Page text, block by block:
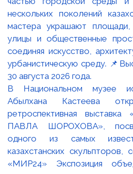
В Национальном музее
Абылхана Кастеева
ретроспективная
ПАВЛА ШОРОХОВА»,
одного из самых
казахстанских скульпторов,
«МИР24» Экспозиция